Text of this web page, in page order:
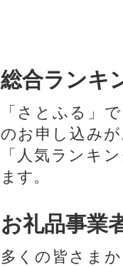
総合ランキ
「さとふる」
のお申し込み
「人気ランキ
ます。
お礼品事業
多くの皆さま